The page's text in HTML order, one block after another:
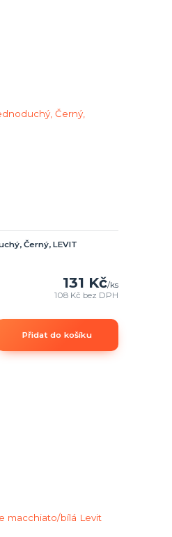
Černý, LEVIT
131 Kč/ks
108 Kč bez DPH
Přidat do košíku